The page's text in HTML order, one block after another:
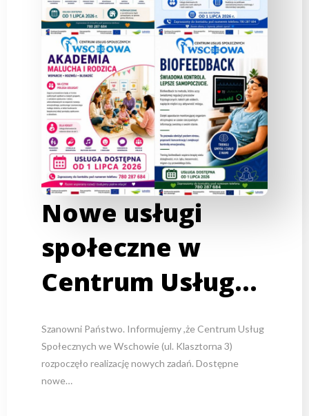
Nowe usługi
społeczne w
Centrum Usług…
Szanowni Państwo. Informujemy ,że Centrum Usług
Społecznych we Wschowie (ul. Klasztorna 3)
rozpoczęło realizację nowych zadań. Dostępne
nowe…